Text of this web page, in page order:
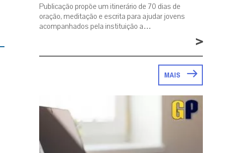
Publicação propõe um itinerário de 70 dias de
oração, meditação e escrita para ajudar jovens
acompanhados pela instituição a…
>
MAIS